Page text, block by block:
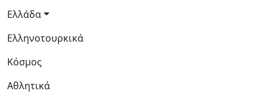
Ελλάδα
Ελληνοτουρκικά
Κόσμος
Αθλητικά